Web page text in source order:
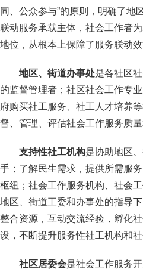
同、公众参与”的原则，明确了
联动服务承载主体，社会工作者
地位，从根本上保障了服务联动效
地区、街道办事处是各社区
的监督管理者；社区社会工作专
府购买社工服务、社工人才培养
督、管理、评估社会工作服务质
支持性社工机构是协助地区
手；了解民生需求，提供所需服
枢纽；社会工作服务机构、社会
地区、街道工委和办事处的指导
整合资源，互动交流经验，孵化
设，不断提升服务性社工机构和
社区居委会是社会工作服务